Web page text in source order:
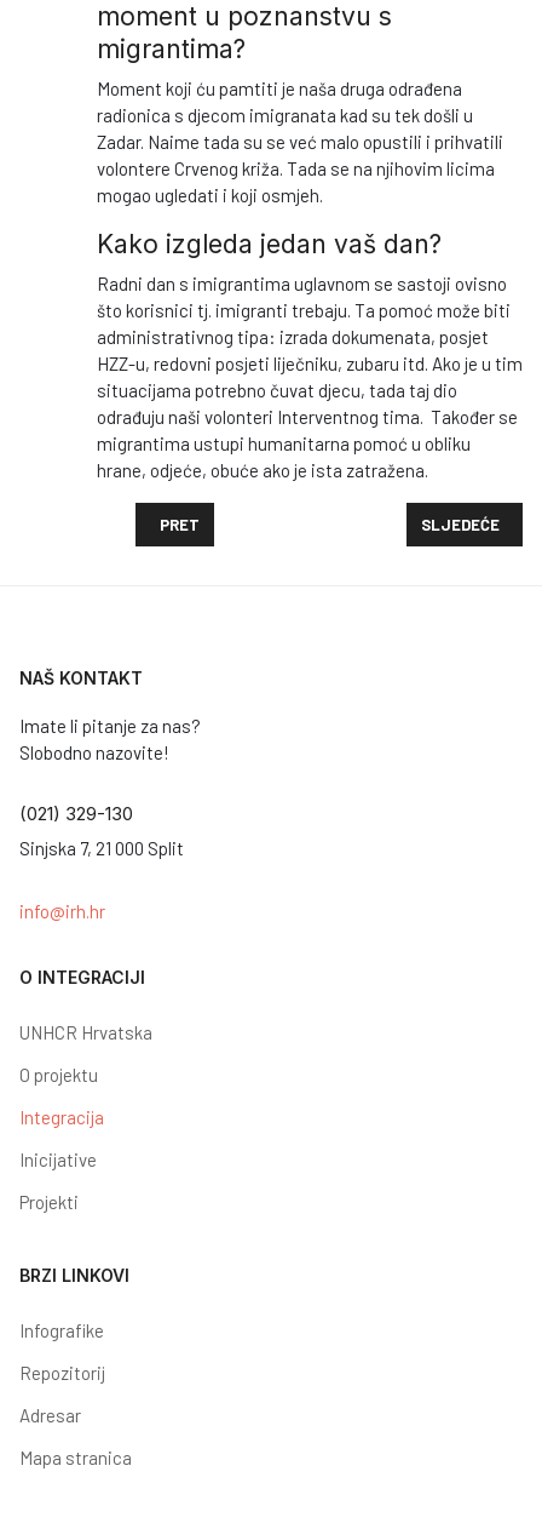
moment u poznanstvu s
migrantima?
Moment koji ću pamtiti je naša druga odrađena
radionica s djecom imigranata kad su tek došli u
Zadar. Naime tada su se već malo opustili i prihvatili
volontere Crvenog križa. Tada se na njihovim licima
mogao ugledati i koji osmjeh.
Kako izgleda jedan vaš dan?
Radni dan s imigrantima uglavnom se sastoji ovisno
što korisnici tj. imigranti trebaju. Ta pomoć može biti
administrativnog tipa: izrada dokumenata, posjet
HZZ-u, redovni posjeti liječniku, zubaru itd. Ako je u tim
situacijama potrebno čuvat djecu, tada taj dio
odrađuju naši volonteri Interventnog tima. Također se
migrantima ustupi humanitarna pomoć u obliku
hrane, odjeće, obuće ako je ista zatražena.
PRETHODNI ČLANAK: ULOGA ŽENA U PROCESU
PRET SLJEDEĆI
SLJEDEĆE
NAŠ KONTAKT
Imate li pitanje za nas?
Slobodno nazovite!
(021) 329-130
Sinjska 7, 21 000 Split
info@irh.hr
O INTEGRACIJI
UNHCR Hrvatska
O projektu
Integracija
Inicijative
Projekti
BRZI LINKOVI
Infografike
Repozitorij
Adresar
Mapa stranica